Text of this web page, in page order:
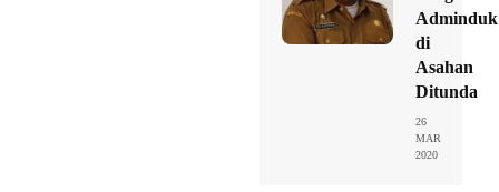
Adminduk
di
Asahan
Ditunda
26
MAR
2020